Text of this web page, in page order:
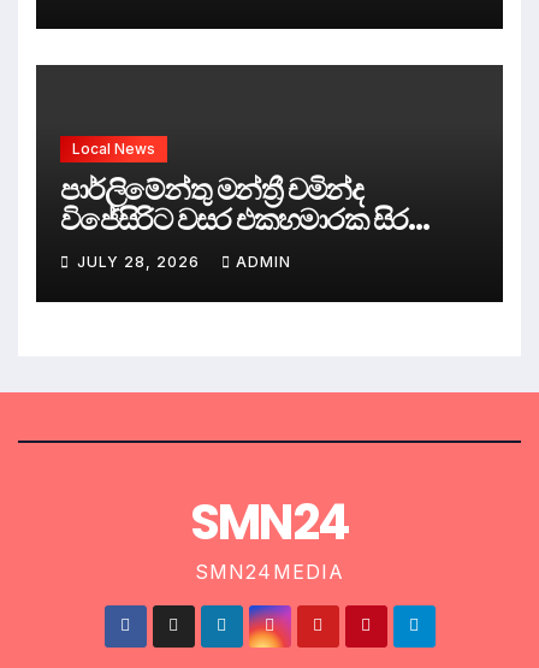
Local News
පාර්ලිමේන්තු මන්ත්‍රී චමින්ද
විජේසිරිට වසර එකහමාරක සිර
දඬුවම්.
JULY 28, 2026 ADMIN
SMN24
SMN24MEDIA